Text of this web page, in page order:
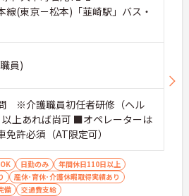
線(東京－松本)「韮崎駅」バス・
員)
※介護職員初任者研修（ヘル
以上あれば尚可 ■オペレーターは
免許必須（AT限定可）
日勤のみ
年間休日110日以上
産休･育休･介護休暇取得実績あり
備 交通費支給